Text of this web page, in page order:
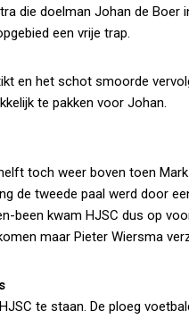
die doelman Johan de
een vrije trap.
en het schot smoorde
te pakken voor Johan.
toch weer boven toen
de tweede paal werd door
been kwam HJSC dus op
maar Pieter Wiersma
te staan. De ploeg